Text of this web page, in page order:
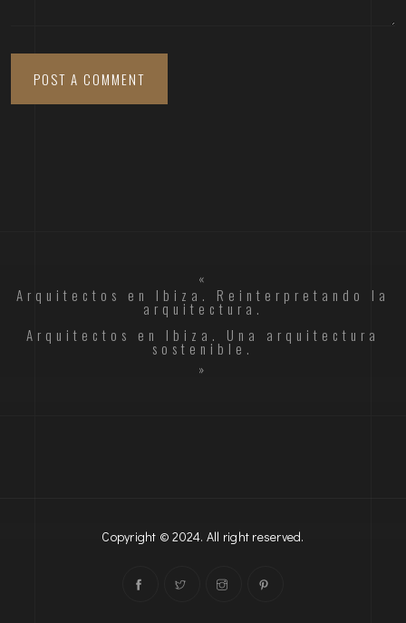
«
Arquitectos en Ibiza. Reinterpretando la
arquitectura.
Arquitectos en Ibiza. Una arquitectura
sostenible.
»
Copyright © 2024. All right reserved.